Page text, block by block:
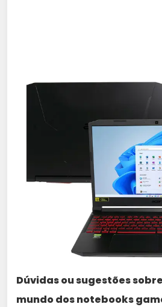
Dúvidas ou sugestões
mundo dos notebooks